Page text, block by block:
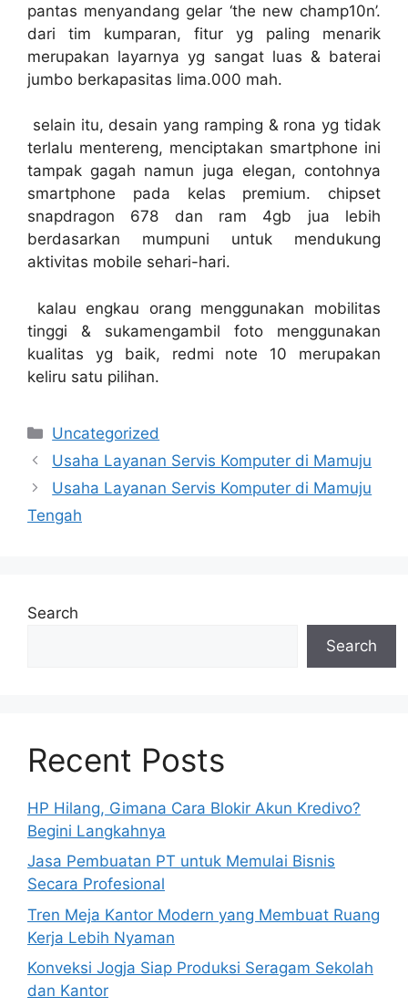
pantas menyandang gelar ‘the new champ10n’.
dari tim kumparan, fitur yg paling menarik
merupakan layarnya yg sangat luas & baterai
jumbo berkapasitas lima.000 mah.
selain itu, desain yang ramping & rona yg tidak
terlalu mentereng, menciptakan smartphone ini
tampak gagah namun juga elegan, contohnya
smartphone pada kelas premium. chipset
snapdragon 678 dan ram 4gb jua lebih
berdasarkan mumpuni untuk mendukung
aktivitas mobile sehari-hari.
kalau engkau orang menggunakan mobilitas
tinggi & sukamengambil foto menggunakan
kualitas yg baik, redmi note 10 merupakan
keliru satu pilihan.
Categories
Uncategorized
Usaha Layanan Servis Komputer di Mamuju
Usaha Layanan Servis Komputer di Mamuju
Tengah
Search
Search
Recent Posts
HP Hilang, Gimana Cara Blokir Akun Kredivo?
Begini Langkahnya
Jasa Pembuatan PT untuk Memulai Bisnis
Secara Profesional
Tren Meja Kantor Modern yang Membuat Ruang
Kerja Lebih Nyaman
Konveksi Jogja Siap Produksi Seragam Sekolah
dan Kantor